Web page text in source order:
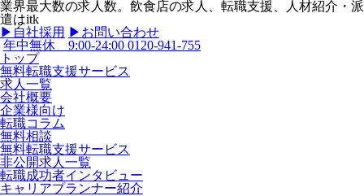
業界最大数の求人数。飲食店の求人、転職支援、人材紹介・派
遣はitk
▶︎自社採用 ▶︎お問い合わせ
年中無休 9:00-24:00 0120-941-755
トップ
無料転職支援サービス
求人一覧
会社概要
企業様向け
転職コラム
無料相談
無料転職支援サービス
非公開求人一覧
転職成功者インタビュー
キャリアプランナー紹介